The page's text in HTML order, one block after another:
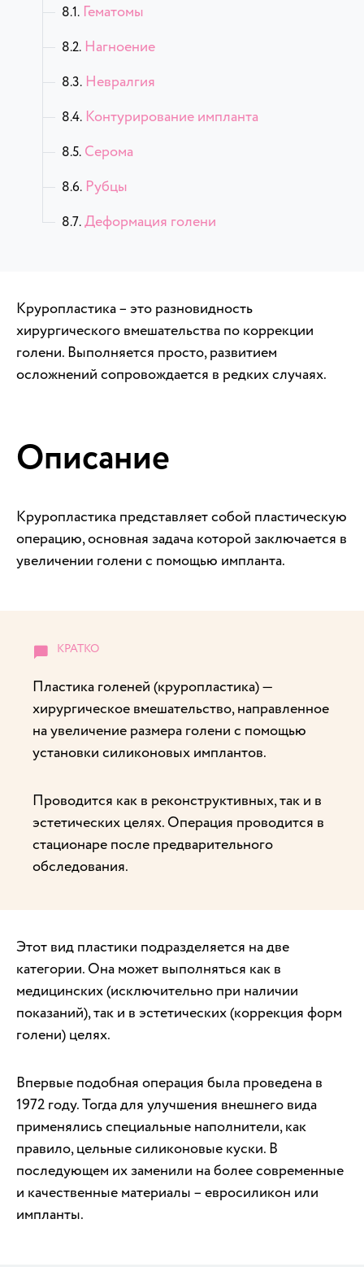
Гематомы
Нагноение
Невралгия
Контурирование импланта
Серома
Рубцы
Деформация голени
Круропластика – это разновидность
хирургического вмешательства по коррекции
голени. Выполняется просто, развитием
осложнений сопровождается в редких случаях.
Описание
Круропластика представляет собой пластическую
операцию, основная задача которой заключается в
увеличении голени с помощью импланта.
Пластика голеней (круропластика) —
хирургическое вмешательство, направленное
на увеличение размера голени с помощью
установки силиконовых имплантов.
Проводится как в реконструктивных, так и в
эстетических целях. Операция проводится в
стационаре после предварительного
обследования.
Этот вид пластики подразделяется на две
категории. Она может выполняться как в
медицинских (исключительно при наличии
показаний), так и в эстетических (коррекция форм
голени) целях.
Впервые подобная операция была проведена в
1972 году. Тогда для улучшения внешнего вида
применялись специальные наполнители, как
правило, цельные силиконовые куски. В
последующем их заменили на более современные
и качественные материалы – евросиликон или
импланты.